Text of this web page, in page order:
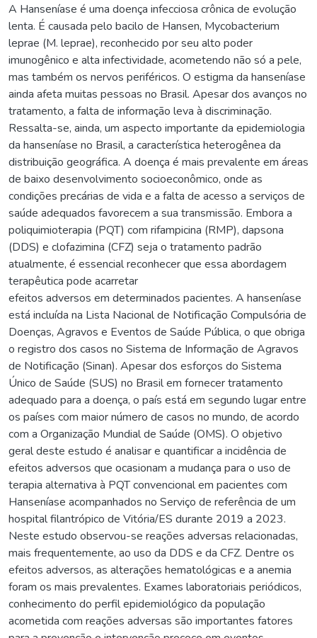
A Hanseníase é uma doença infecciosa crônica de evolução
lenta. É causada pelo bacilo de Hansen, Mycobacterium
leprae (M. leprae), reconhecido por seu alto poder
imunogênico e alta infectividade, acometendo não só a pele,
mas também os nervos periféricos. O estigma da hanseníase
ainda afeta muitas pessoas no Brasil. Apesar dos avanços no
tratamento, a falta de informação leva à discriminação.
Ressalta-se, ainda, um aspecto importante da epidemiologia
da hanseníase no Brasil, a característica heterogênea da
distribuição geográfica. A doença é mais prevalente em áreas
de baixo desenvolvimento socioeconômico, onde as
condições precárias de vida e a falta de acesso a serviços de
saúde adequados favorecem a sua transmissão. Embora a
poliquimioterapia (PQT) com rifampicina (RMP), dapsona
(DDS) e clofazimina (CFZ) seja o tratamento padrão
atualmente, é essencial reconhecer que essa abordagem
terapêutica pode acarretar
efeitos adversos em determinados pacientes. A hanseníase
está incluída na Lista Nacional de Notificação Compulsória de
Doenças, Agravos e Eventos de Saúde Pública, o que obriga
o registro dos casos no Sistema de Informação de Agravos
de Notificação (Sinan). Apesar dos esforços do Sistema
Único de Saúde (SUS) no Brasil em fornecer tratamento
adequado para a doença, o país está em segundo lugar entre
os países com maior número de casos no mundo, de acordo
com a Organização Mundial de Saúde (OMS). O objetivo
geral deste estudo é analisar e quantificar a incidência de
efeitos adversos que ocasionam a mudança para o uso de
terapia alternativa à PQT convencional em pacientes com
Hanseníase acompanhados no Serviço de referência de um
hospital filantrópico de Vitória/ES durante 2019 a 2023.
Neste estudo observou-se reações adversas relacionadas,
mais frequentemente, ao uso da DDS e da CFZ. Dentre os
efeitos adversos, as alterações hematológicas e a anemia
foram os mais prevalentes. Exames laboratoriais periódicos,
conhecimento do perfil epidemiológico da população
acometida com reações adversas são importantes fatores